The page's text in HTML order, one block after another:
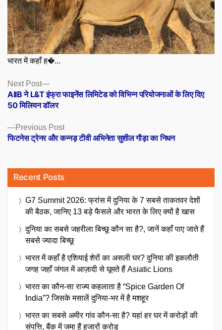
भारत में कहाँ ह�...
Posts
navigation
Previous PostPrevious
post:
फिटनेस ट्रेनर और कन्नड़ टीवी अभिनेता सुशील गौड़ा का निधन
Next Post
Next
post:
AIIB ने L&T इंफ्रा फाइनेंस लिमिटेड को विभिन्न परियोजनाओं के लिए दिए
50 मिलियन डॉलर
Recent Posts
G7 Summit 2026: फ्रांस में दुनिया के 7 सबसे ताकतवर देशों
की बैठक, जानिए 13 बड़े फैसले और भारत के लिए क्यों है खास
दुनिया का सबसे जहरीला बिच्छू कौन सा है?, जानें कहाँ पाए जाते हैं
सबसे ज्यादा बिच्छू
भारत में कहाँ है एशियाई शेरों का असली घर? दुनिया की इकलौती
जगह जहाँ जंगल में आज़ादी से घूमते हैं Asiatic Lions
भारत का कौन-सा राज्य कहलाता है “Spice Garden Of
India”? जिसके मसालें दुनिया-भर में है मशहूर
भारत का सबसे अमीर गांव कौन-सा है? यहां हर घर में करोड़ों की
संपत्ति, बैंक में जमा हैं हजारों करोड़